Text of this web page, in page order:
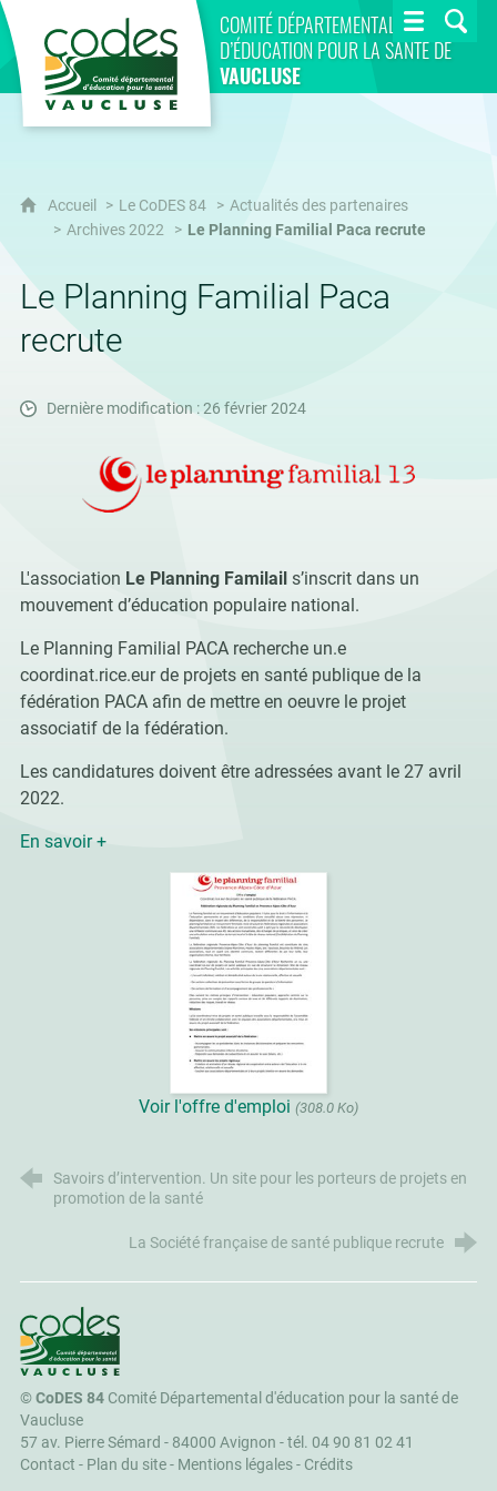
COMITÉ DÉPARTEMENTAL
D’ÉDUCATION POUR LA SANTÉ DE
VAUCLUSE
CoDES 84
Accueil Le CoDES 84
Actualités des partenaires
Archives 2022
Le Planning Familial Paca recrute
Le Planning Familial Paca
recrute
Dernière modification : 26 février 2024
L'association Le Planning Familails’inscrit dans un
mouvement d’éducation populaire national.
Le Planning Familial PACA recherche un.e
coordinat.rice.eur de projets en santé publique de la
fédération PACA afin de mettre en oeuvre le projet
associatif de la fédération.
Les candidatures doivent être adressées avant le 27 avril
2022.
En savoir +
Voir l'offre d'emploi (308.0 Ko)
Savoirs d’intervention. Un site pour les porteurs de projets en
promotion de la santé
La Société française de santé publique recrute
CoDES 84
©CoDES 84Comité Départemental d'éducation pour la santé de
Vaucluse
57 av. Pierre Sémard - 84000 Avignon -tél. 04 90 81 02 41
Contact - Plan du site- Mentions légales- Crédits